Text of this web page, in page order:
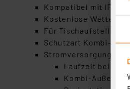
Kompatibel mit IFTTT:
Kostenlose
Für Tischaufstellung
Schutzart Kombi-
Stromversorgung
Laufzeit bei voll
Kombi-